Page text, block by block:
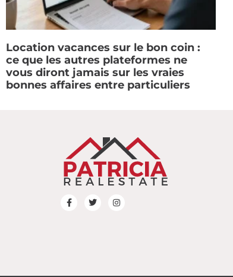
Location vacances sur le bon coin :
ce que les autres plateformes ne
vous diront jamais sur les vraies
bonnes affaires entre particuliers